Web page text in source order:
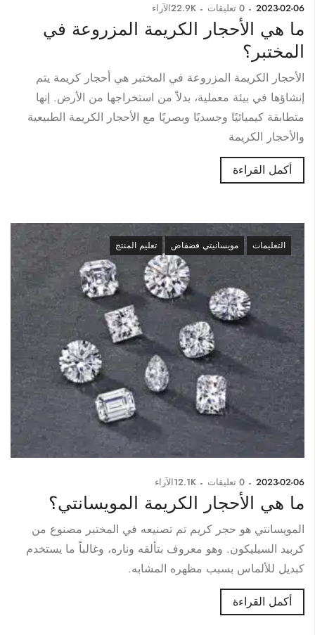
2023-02-06
0 تعليقات 22.9Kالآراء
ما هي الأحجار الكريمة المزروعة في
المختبر؟
الأحجار الكريمة المزروعة في المختبر هي أحجار كريمة يتم
إنشاؤها في بيئة معملية، بدلاً من استخراجها من الأرض. إنها
متطابقة كيميائيًا وجسديًا وبصريًا مع الأحجار الكريمة الطبيعية
والأحجار الكريمة
أكمل القراءة
التعليمات مويسانيتي فضفاض تعليم المنتج
2023-02-06
0 تعليقات 12.1Kالآراء
ما هي الأحجار الكريمة المويسانتي؟
المويسانتي هو حجر كريم تم تصنيعه في المختبر مصنوع من
كربيد السيليكون. وهو معروف بتألقه وناره، وغالباً ما يستخدم
كبديل للألماس بسبب مظهره المشابه.
أكمل القراءة